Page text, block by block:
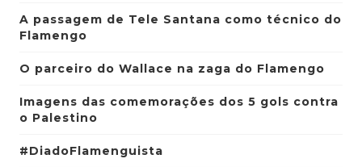
A passagem de Tele Santana como técnico do
Flamengo
O parceiro do Wallace na zaga do Flamengo
Imagens das comemorações dos 5 gols contra
o Palestino
#DiadoFlamenguista